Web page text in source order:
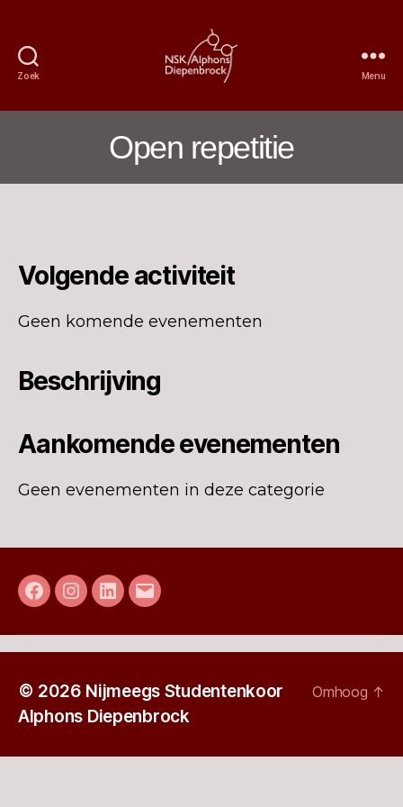
Zoek
Studentenkoor
Alphons
Diepenbrock
Menu
Open repetitie
Volgende activiteit
Geen komende evenementen
Beschrijving
Aankomende evenementen
Geen evenementen in deze categorie
Facebook
Instagram
LinkedIn
E-
© 2026 Nijmeegs Studentenkoor
Alphons Diepenbrock
Omhoog ↑